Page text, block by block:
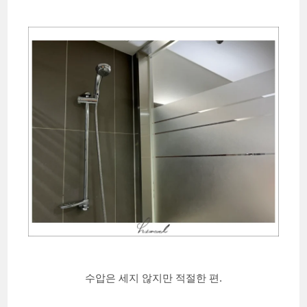
수압은 세지 않지만 적절한 편.